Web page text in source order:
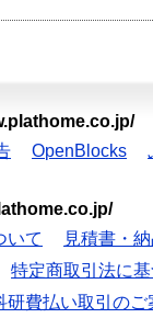
OpenBlocks
いて
見積書・
特定商取引法に
研費払い取引のご